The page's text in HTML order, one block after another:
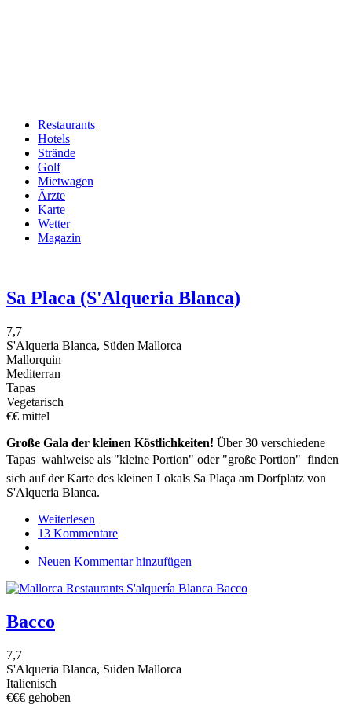
Hauptnavigation
Restaurants
Hotels
Strände
Golf
Mietwagen
Ärzte
Karte
Wetter
Magazin
Sa Placa (S'Alqueria Blanca)
7,7
S'Alqueria Blanca, Süden Mallorca
Mallorquin
Mediterran
Tapas
Vegetarisch
€€ mittel
Große Gala der kleinen Köstlichkeiten! Über 30 verschiedene
Tapas  wahlweise als "kleine Portion" oder "große Portion" finden
sich auf der Karte des kleinen Lokals Sa Plaça am Dorfplatz von
S'Alqueria Blanca.
Weiterlesen
Sa
(S'Alqueria
13 Kommentare
Neuen Kommentar hinzufügen
Bacco
7,7
S'Alqueria Blanca, Süden Mallorca
Italienisch
€€€ gehoben